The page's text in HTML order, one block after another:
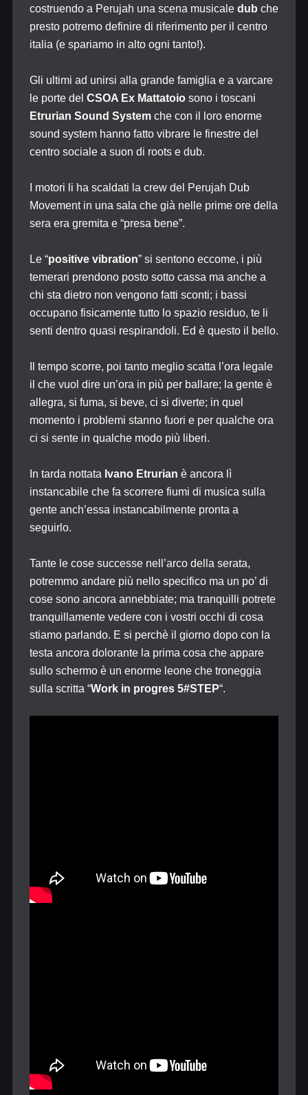
costruendo a Perujah una scena musicale dub che
presto potremo definire di riferimento per il centro
italia (e spariamo in alto ogni tanto!).
Gli ultimi ad unirsi alla grande famiglia e a varcare
le porte del CSOA Ex Mattatoiosono i toscani
Etrurian Sound Systemche con il loro enorme
sound system hanno fatto vibrare le finestre del
centro sociale a suon di roots e dub.
I motori li ha scaldati la crew del Perujah Dub
Movement in una sala che già nelle prime ore della
sera era gremita e “presa bene”.
Le “positive vibration” si sentono eccome, i più
temerari prendono posto sotto cassa ma anche a
chi sta dietro non vengono fatti sconti; i bassi
occupano fisicamente tutto lo spazio residuo, te li
senti dentro quasi respirandoli. Ed è questo il bello.
Il tempo scorre, poi tanto meglio scatta l’ora legale
il che vuol dire un’ora in più per ballare; la gente è
allegra, si fuma, si beve, ci si diverte; in quel
momento i problemi stanno fuori e per qualche ora
ci si sente in qualche modo più liberi.
In tarda nottata Ivano Etrurian è ancora lì
instancabile che fa scorrere fiumi di musica sulla
gente anch’essa instancabilmente pronta a
seguirlo.
Tante le cose successe nell’arco della serata,
potremmo andare più nello specifico ma un po’ di
cose sono ancora annebbiate; ma tranquilli potrete
tranquillamente vedere con i vostri occhi di cosa
stiamo parlando. E si perchè il giorno dopo con la
testa ancora dolorante la prima cosa che appare
sullo schermo è un enorme leone che troneggia
sulla scritta “Work in progres 5#STEP“.